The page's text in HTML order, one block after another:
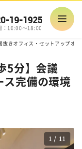
19-1925
：10:00～18:00
抜きオフィス・セットアップオ
5分】会議
ス完備の環境
1 / 11